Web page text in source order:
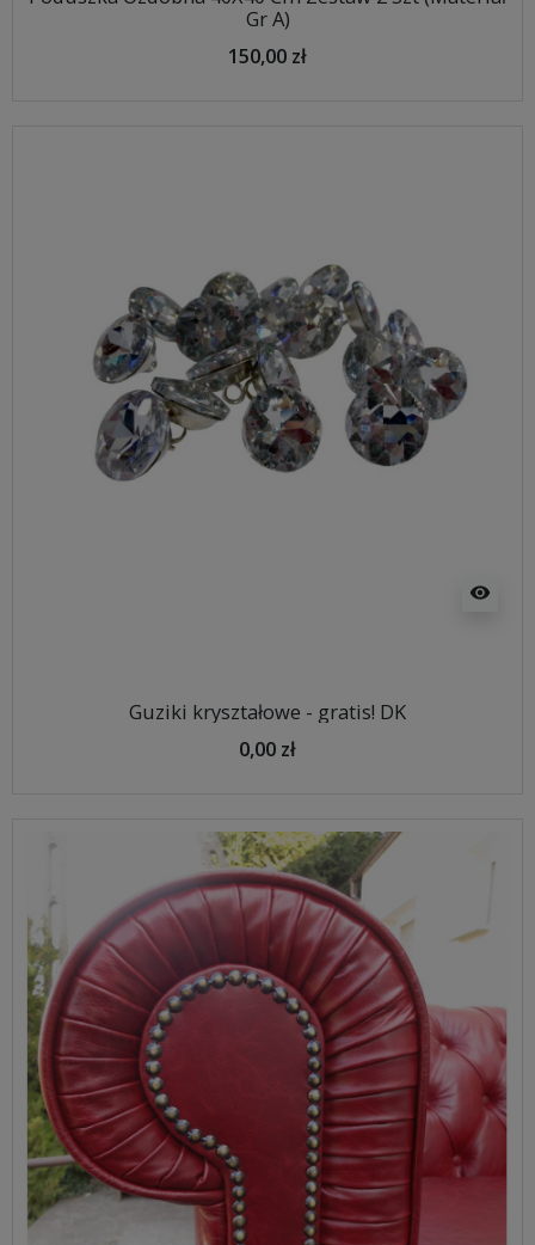
Gr A)
150,00 zł
visibility
Guziki kryształowe - gratis! DK
0,00 zł